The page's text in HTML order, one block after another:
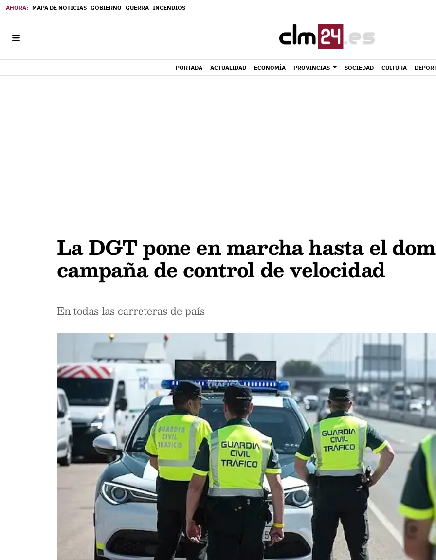
MAPA DE NOTICIAS GOBIERNO GUERRA INCENDIOS
PORTADA ACTUALIDAD ECONOMÍA PROVINCIAS SOCIEDAD CULTURA
La DGT pone en marcha hasta el
campaña de control de velocidad
En todas las carreteras de país